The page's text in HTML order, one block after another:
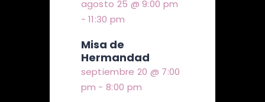
agosto 25 @ 9:00 pm
-11:30 pm
Misa de
Hermandad
septiembre 20 @ 7:00
pm -8:00 pm